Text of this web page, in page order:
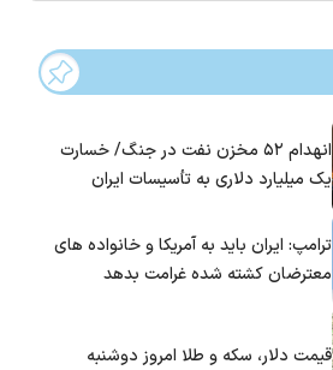
انهدام ۵۲ مخزن نفت در جنگ/ خسارت
یک میلیارد دلاری به تأسیسات ایران
ترامپ: ایران باید به آمریکا و خانواده های
معترضان کشته شده غرامت بدهد
قیمت دلار، سکه و طلا امروز دوشنبه